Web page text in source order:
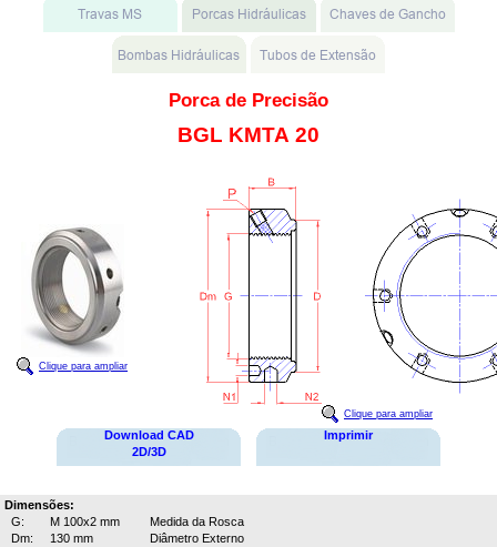
Porca de Precisão
BGL KMTA 20
Clique para ampliar
Clique para ampliar
Download CAD
2D/3D
Imprimir
Dimensões:
G:
M 100x2 mm
Medida da Rosca
Dm:
130 mm
Diâmetro Externo